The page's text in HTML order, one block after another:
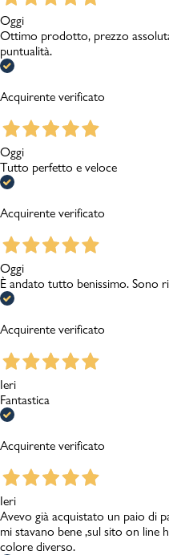
Oggi
Ottimo prodotto, prezzo
puntualità.
Acquirente verificato
Oggi
Tutto perfetto e veloce
Acquirente verificato
Oggi
È andato tutto benissimo. Sono
Acquirente verificato
Ieri
Fantastica
Acquirente verificato
Ieri
Avevo già acquistato un paio di
mi stavano bene ,sul sito on
colore diverso.